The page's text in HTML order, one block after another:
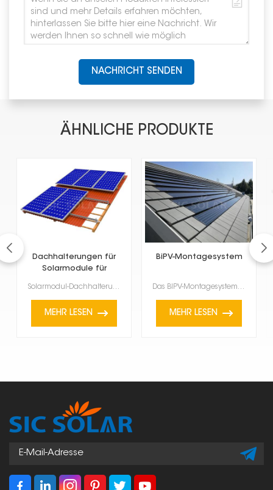
NACHRICHT SENDEN
ÄHNLICHE PRODUKTE
Dachhalterungen für
Solarmodule für
Solarmodul-Dachhalterungen für Ziegeldächer sind Systeme zur Befestigung von Solarmodulen auf Ziegel...
MEHR LESEN
BiPV-Montagesystem
Das BIPV-Montagesystem verbindet architektonische Komponenten mit Solarenergie und ersetzt oder ergä...
MEHR LESEN